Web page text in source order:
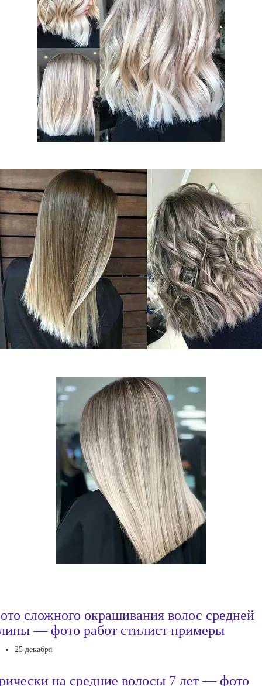
сложного окрашивания волос средней
— фото работ стилист примеры
25 декабря
на средние волосы 7 лет — фото